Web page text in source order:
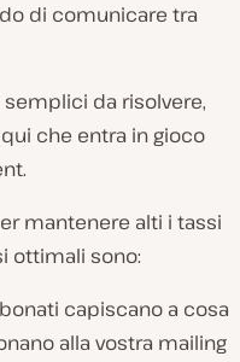
di comunicare tra
da risolvere,
che entra in gioco
mantenere alti i tassi
ottimali sono:
capiscano a cosa
alla vostra mailing